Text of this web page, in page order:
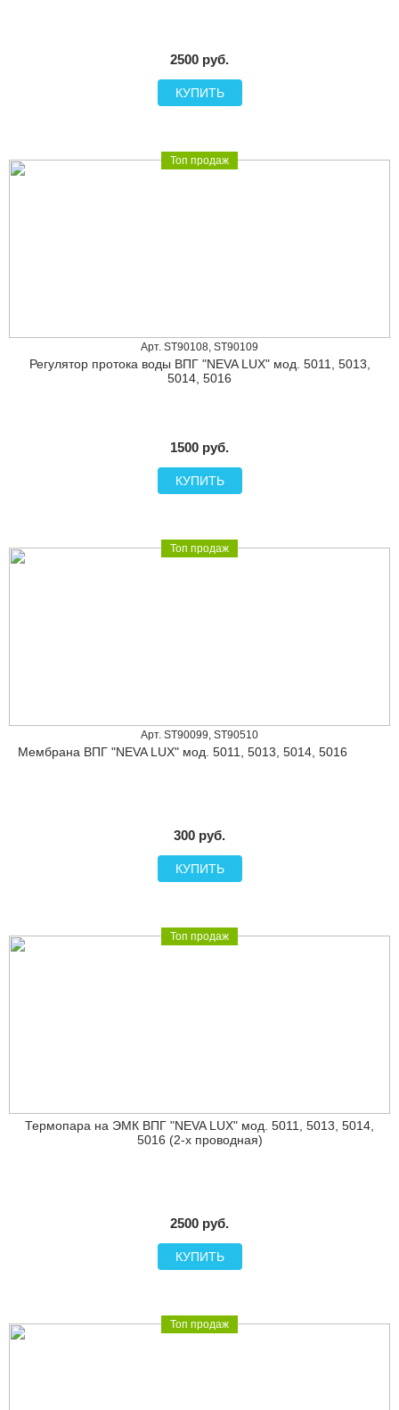
2500 руб.
КУПИТЬ
Топ продаж
Арт. ST90108, ST90109
Регулятор протока воды ВПГ "NEVA LUX" мод. 5011, 5013,
5014, 5016
1500 руб.
КУПИТЬ
Топ продаж
Арт. ST90099, ST90510
Мембрана ВПГ "NEVA LUX" мод. 5011, 5013, 5014, 5016
300 руб.
КУПИТЬ
Топ продаж
Термопара на ЭМК ВПГ "NEVA LUX" мод. 5011, 5013, 5014,
5016 (2-х проводная)
2500 руб.
КУПИТЬ
Топ продаж